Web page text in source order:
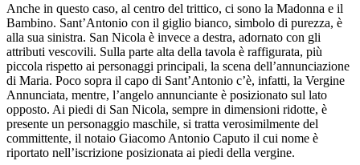
Anche in questo caso, al centro del trittico, ci sono la Madonna e il
Bambino. Sant’Antonio con il giglio bianco, simbolo di purezza, è
alla sua sinistra. San Nicola è invece a destra, adornato con gli
attributi vescovili. Sulla parte alta della tavola è raffigurata, più
piccola rispetto ai personaggi principali, la scena dell’annunciazione
di Maria. Poco sopra il capo di Sant’Antonio c’è, infatti, la Vergine
Annunciata, mentre, l’angelo annunciante è posizionato sul lato
opposto. Ai piedi di San Nicola, sempre in dimensioni ridotte, è
presente un personaggio maschile, si tratta verosimilmente del
committente, il notaio Giacomo Antonio Caputo il cui nome è
riportato nell’iscrizione posizionata ai piedi della vergine.